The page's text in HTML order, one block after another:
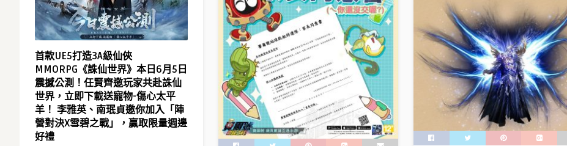
首款UE5打造3A級仙俠
MMORPG《誅仙世界》本日6月5日
震撼公測！任賢齊邀玩家共赴誅仙
世界，立即下載送寵物-傷心太平
羊！ 李雅英、南珉貞邀你加入「陣
營對決X雪碧之戰」，贏取限量週邊
好禮